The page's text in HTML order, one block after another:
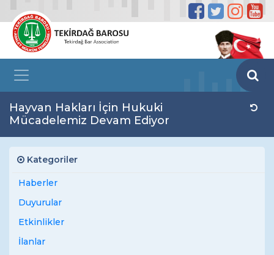
Hayvan Hakları İçin Hukuki
Mücadelemiz Devam Ediyor
Kategoriler
Haberler
Duyurular
Etkinlikler
İlanlar